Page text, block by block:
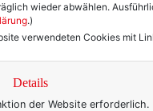
wieder abwählen.
.)
verwendeten Cookies mit
Details
der Website erforderlich.